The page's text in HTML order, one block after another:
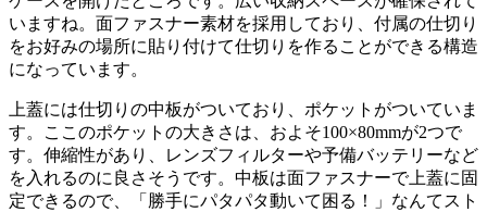
いますね。面ファスナー素材を採用しており、付属の仕切り
をお好みの場所に貼り付けて仕切りを作ることができる構造
になっています。
上蓋には仕切りの中板がついており、ポケットがついていま
す。ここのポケットの大きさは、およそ100×80mmが2つで
す。伸縮性があり、レンズフィルターや予備バッテリーなど
を入れるのに良さそうです。中板は面ファスナーで上蓋に固
定できるので、「勝手にパタパタ動いて困る！」なんてスト